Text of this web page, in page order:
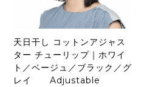
天日干し コットンアジャス
ター チューリップ｜ホワイ
ト／ベージュ／ブラック／グ
レイ Adjustable